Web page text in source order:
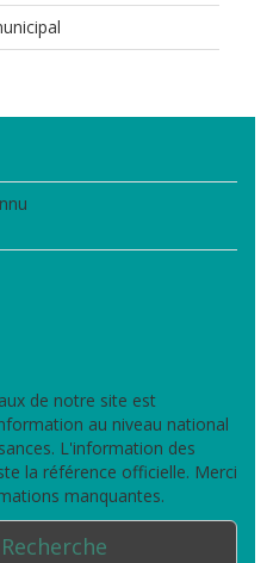
de notre site est
au niveau national
L'information des
la référence officielle. Merci
manquantes.